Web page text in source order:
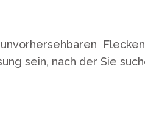
sein, nach der Sie